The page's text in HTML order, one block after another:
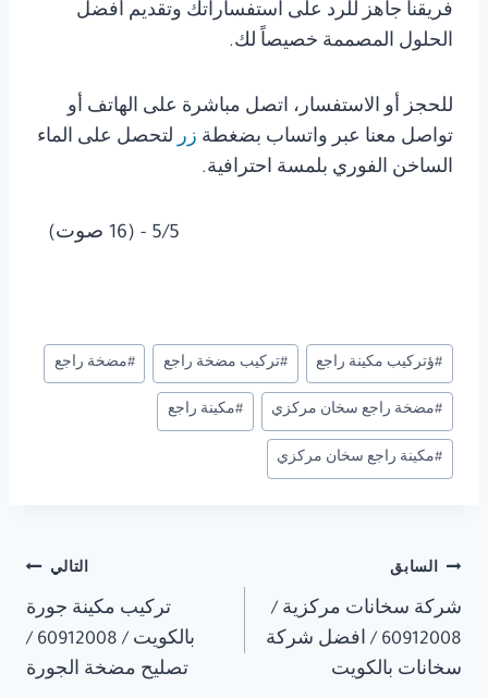
فريقنا جاهز للرد على استفساراتك وتقديم أفضل
الحلول المصممة خصيصاً لك.
للحجز أو الاستفسار، اتصل مباشرة على الهاتف أو
تواصل معنا عبر واتساب بضغطة زر لتحصل على الماء
الساخن الفوري بلمسة احترافية.
5/5 - (16 صوت)
وسوم
المقال:
#ؤتركيب مكينة راجع #تركيب مضخة راجع #مضخة راجع
#مضخة راجع سخان مركزي #مكينة راجع
#مكينة راجع سخان مركزي
تصفّح
المقالات
السابق
شركة سخانات مركزية /
60912008 / افضل شركة
سخانات بالكويت
التالي
تركيب مكينة جورة
بالكويت / 60912008 /
تصليح مضخة الجورة